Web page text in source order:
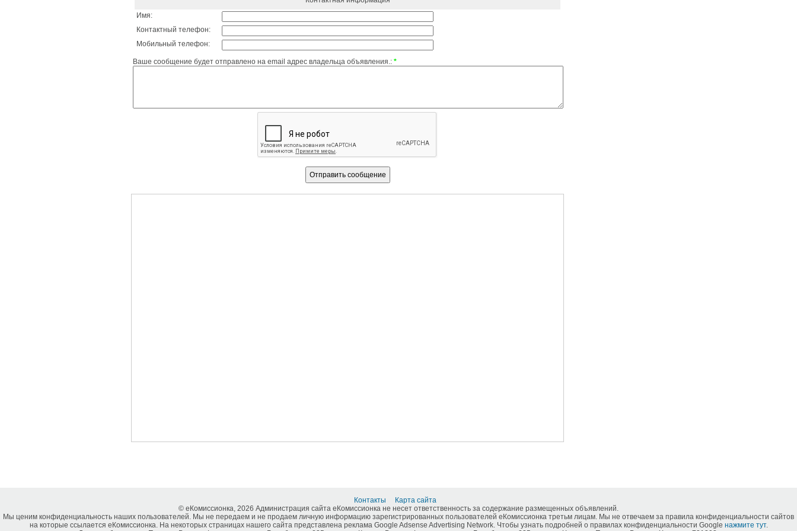
Имя:
Контактный телефон:
Мобильный телефон:
Ваше сообщение будет отправлено на email адрес владельца объявления.: *
Контакты
Карта сайта
© еКомиссионка, 2026 Администрация сайта еКомиссионка не несет ответственность за содержание размещенных объявлений.
Мы ценим конфиденциальность наших пользователей. Мы не передаем и не продаем личную информацию зарегистрированных пользователей еКомиссионка третьм лицам. Мы не отвечаем за правила конфиденциальности сайтов
на которые ссылается еКомиссионка. На некоторых страницах нашего сайта представлена реклама Google Adsense Advertising Network. Чтобы узнать подробней о правилах конфиденциальности Google нажмите тут.